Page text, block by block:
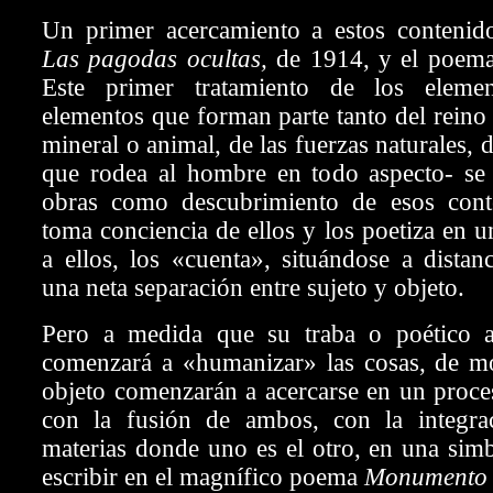
Un primer acercamiento a estos
Las pagodas ocultas,de 1914, y el
Este primer tratamiento de los
elementos que forman parte tanto del
mineral o animal, de las fuerzas naturales,
que rodea al hombre en todo aspecto- se
obras como descubrimiento de esos
toma conciencia de ellos y los poetiza en
a ellos, los «cuenta», situándose a
una neta separación entre sujeto y objeto.
Pero a medida que su traba o poético
comenzará a «humanizar» las cosas, de
objeto comenzarán a acercarse en un
con la fusión de ambos, con la
materias donde uno es el otro, en una
escribir en el magnífico poemaMonumento